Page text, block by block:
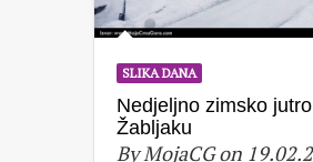
SLIKA DANA
Nedjeljno zimsko
Žabljaku
By MojaCG on